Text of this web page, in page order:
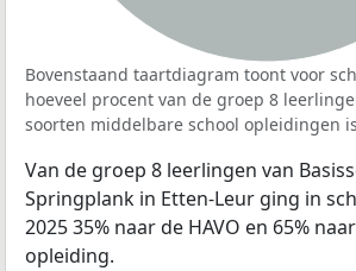
Bovenstaand taartdiagram toont voor
hoeveel procent van de groep 8
soorten middelbare school opleidingen
Van de groep 8 leerlingen van
Springplank in Etten-Leur ging in
2025 35% naar de HAVO en 65%
opleiding.